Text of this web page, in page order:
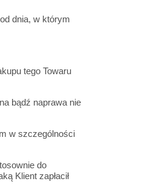
dnia, w którym
tego Towaru
bądź naprawa nie
w szczególności
do
Klient zapłacił